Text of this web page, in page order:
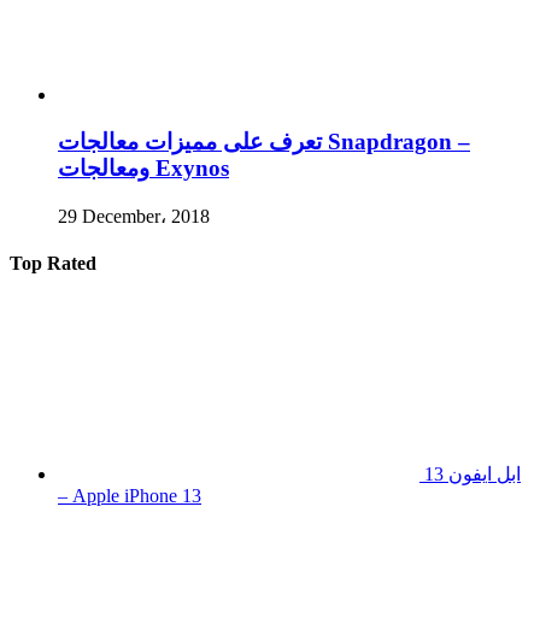
تعرف على مميزات معالجات Snapdragon –
ومعالجات Exynos
29 December، 2018
Top Rated
ابل ايفون 13
– Apple iPhone 13